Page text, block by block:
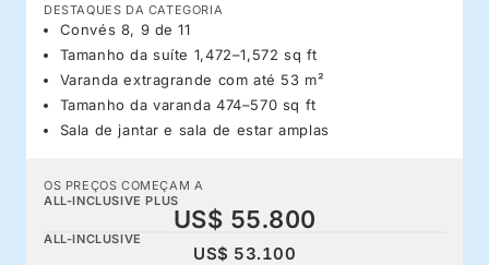
DESTAQUES DA CATEGORIA
Convés 8, 9 de 11
Tamanho da suíte 1,472–1,572 sq ft
Varanda extragrande com até 53 m²
Tamanho da varanda 474–570 sq ft
Sala de jantar e sala de estar amplas
OS PREÇOS COMEÇAM A
ALL-INCLUSIVE PLUS
US$ 55.800
ALL-INCLUSIVE
US$ 53.100